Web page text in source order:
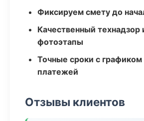
Фиксируем смету до
Качественный
фотоэтапы
Точные сроки с графиком
платежей
Отзывы клиентов